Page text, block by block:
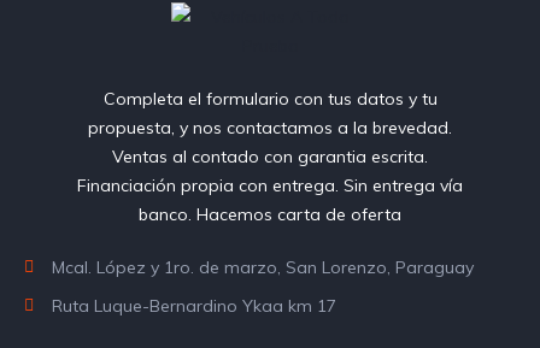
Completa el formulario con tus datos y tu
propuesta, y nos contactamos a la brevedad.
Ventas al contado con garantia escrita.
Financiación propia con entrega. Sin entrega vía
banco. Hacemos carta de oferta
Mcal. López y 1ro. de marzo, San Lorenzo, Paraguay
Ruta Luque-Bernardino Ykaa km 17